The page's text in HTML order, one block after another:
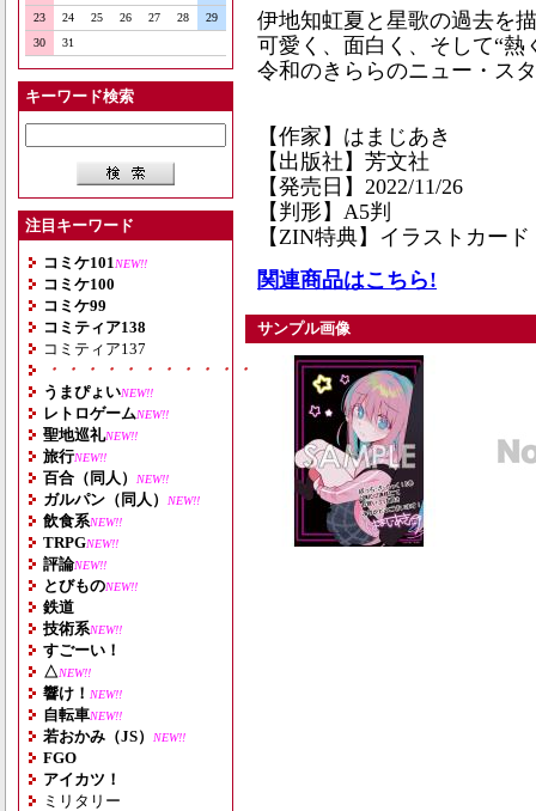
23
24 25 26 27 28
29
30
31
キーワード検索
注目キーワード
コミケ101 NEW!!
コミケ100
コミケ99
コミティア138
コミティア137
・・・・・・・・・・・・・・・・・・・
うまぴょいNEW!!
レトロゲームNEW!!
聖地巡礼NEW!!
旅行NEW!!
百合（同人） NEW!!
ガルパン（同人） NEW!!
飲食系NEW!!
TRPGNEW!!
評論NEW!!
とびものNEW!!
鉄道
技術系NEW!!
すごーい！
△NEW!!
響け！ NEW!!
自転車NEW!!
若おかみ（JS） NEW!!
FGO
アイカツ！
ミリタリー
伊地知虹夏と星歌の過去を
可愛く、面白く、そして“熱
令和のきららのニュー・ス
【作家】はまじあき
【出版社】芳文社
【発売日】2022/11/26
【判形】A5判
【ZIN特典】イラストカード
関連商品はこちら!
サンプル画像